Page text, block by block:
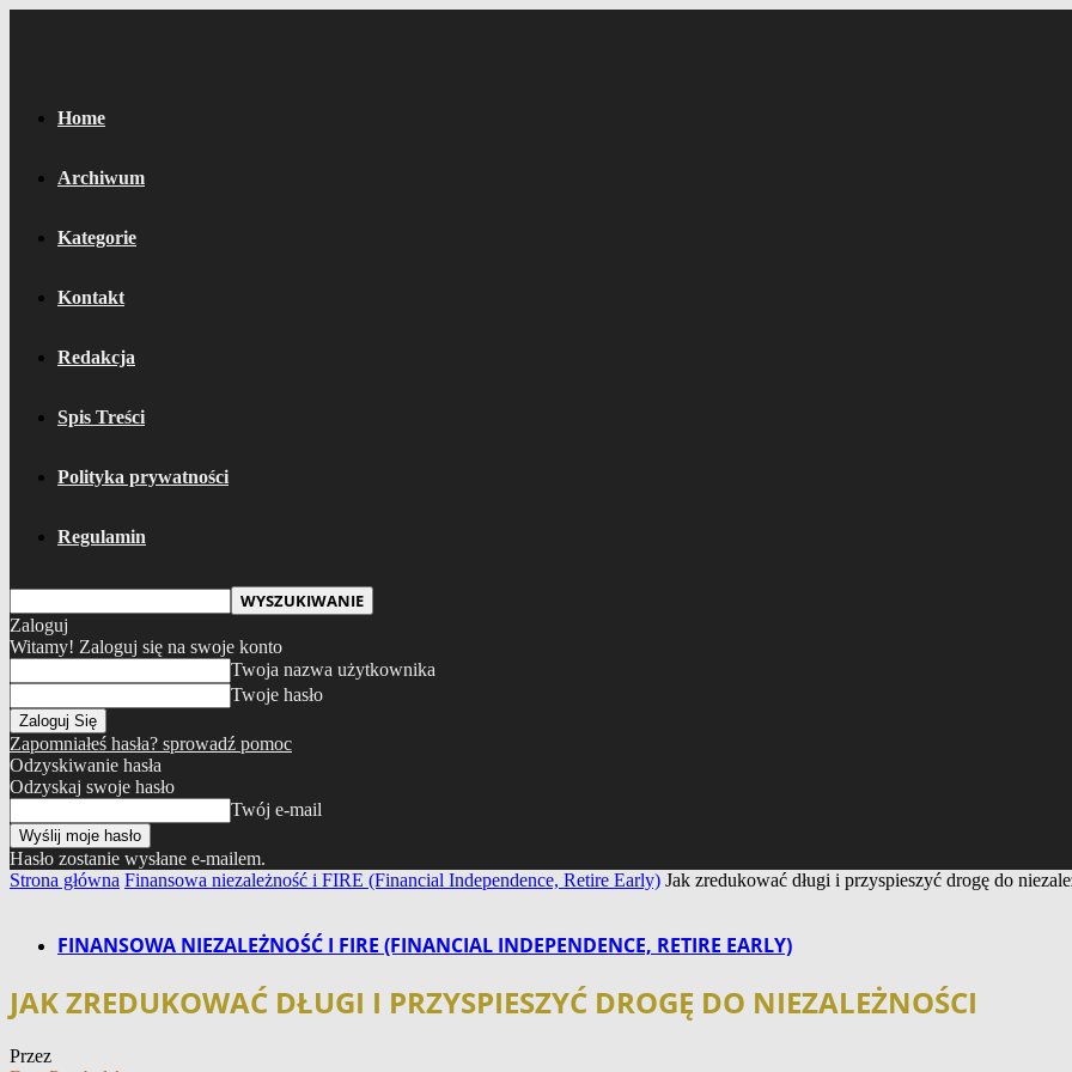
Home
Archiwum
Kategorie
Kontakt
Redakcja
Spis Treści
Polityka prywatności
Regulamin
Zaloguj
Witamy! Zaloguj się na swoje konto
Twoja nazwa użytkownika
Twoje hasło
Zapomniałeś hasła? sprowadź pomoc
Odzyskiwanie hasła
Odzyskaj swoje hasło
Twój e-mail
Hasło zostanie wysłane e-mailem.
Strona główna Finansowa niezależność i FIRE (Financial Independence, Retire Early) Jak zredukować długi i przyspieszyć drogę do
FINANSOWA NIEZALEŻNOŚĆ I FIRE (FINANCIAL INDEPENDENCE, RETIRE EARLY)
JAK ZREDUKOWAĆ DŁUGI I PRZYSPIESZYĆ DROGĘ DO NIEZALEŻNOŚCI
Przez